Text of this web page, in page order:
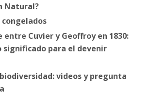
Natural?
entre Cuvier y Geoffroy en 1830:
significado para el devenir
videos y pregunta